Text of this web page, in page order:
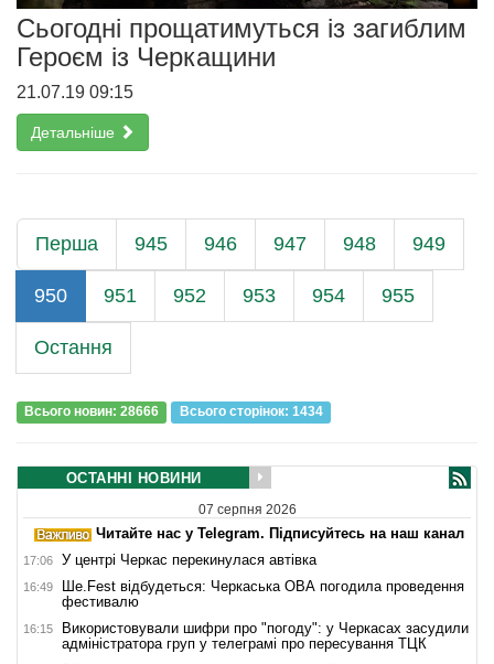
Сьогодні прощатимуться із загиблим
Героєм із Черкащини
21.07.19 09:15
Детальніше
Перша 945 946 947 948 949
950 951 952 953 954 955
Остання
Всього новин: 28666 Всього сторiнок: 1434
ОСТАННІ НОВИНИ
07 серпня 2026
Читайте нас у Telegram. Підписуйтесь на наш канал
17:06 У центрі Черкас перекинулася автівка
16:49
Ше.Fest відбудеться: Черкаська ОВА погодила проведення
фестивалю
16:15
Використовували шифри про "погоду": у Черкасах засудили
адміністратора груп у телеграмі про пересування ТЦК